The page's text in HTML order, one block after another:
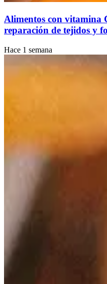
Alimentos con vitamina
reparación de tejidos y
Hace 1 semana